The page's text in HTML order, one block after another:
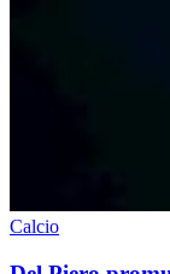
Calcio